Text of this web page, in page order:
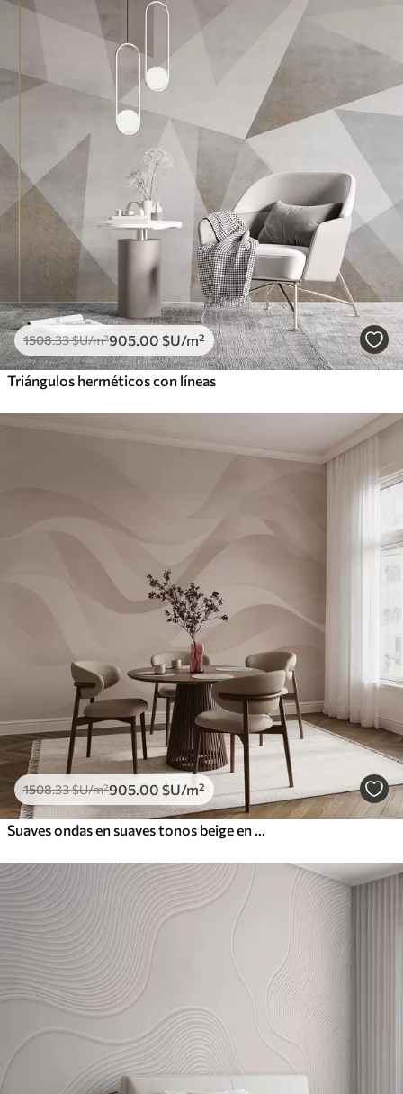
1508.33$U/m²905.00 $U/m²
Triángulos herméticos con líneas
1508.33$U/m²905.00 $U/m²
Suaves ondas en suaves tonos beige en estilo acuarela